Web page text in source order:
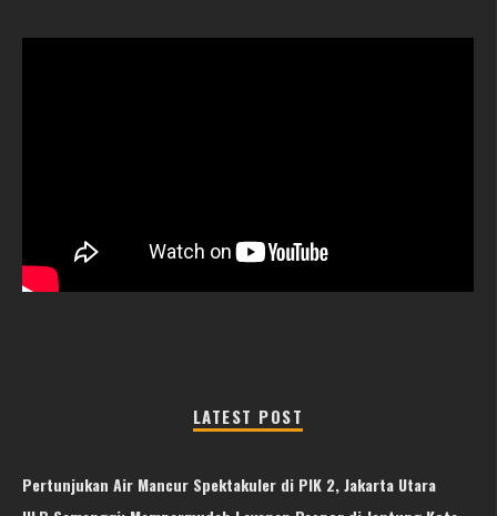
LATEST POST
Pertunjukan Air Mancur Spektakuler di PIK 2, Jakarta Utara